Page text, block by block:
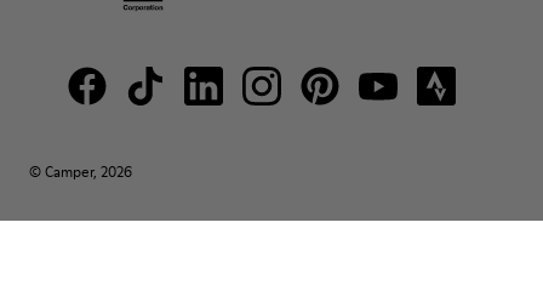
© Camper, 2026